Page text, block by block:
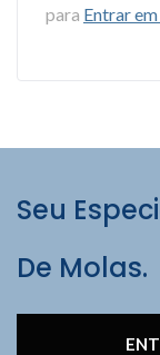
para Entrar
Seu
De Molas.